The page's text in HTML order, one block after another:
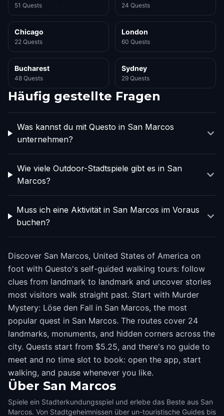
51 Quests 24 Quests
Chicago
22 Quests
London
60 Quests
Bucharest
48 Quests
Sydney
29 Quests
Häufig gestellte Fragen
Was kannst du mit Questo in San Marcos
unternehmen?
Wie viele Outdoor-Stadtspiele gibt es in San
Marcos?
Muss ich eine Aktivität in San Marcos im Voraus
buchen?
Discover San Marcos, United States of America on
foot with Questo's self-guided walking tours: follow
clues from landmark to landmark and uncover stories
most visitors walk straight past. Start with Murder
Mystery: Löse den Fall in San Marcos, the most
popular quest in San Marcos. The routes cover 24
landmarks, monuments, and hidden corners across the
city. Quests start from $5.25, and there's no guide to
meet and no time slot to book: open the app, start
walking, and pause whenever you like.
Über San Marcos
Spiele ein Stadterkundungsspiel und erlebe das Beste aus San
Marcos. Von Stadtgeheimnissen über un-touristische Guides bis